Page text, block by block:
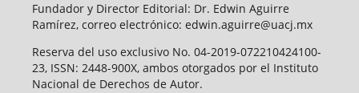
Fundador y Director Editorial: Dr. Edwin Aguirre
Ramírez, correo electrónico: edwin.aguirre@uacj.mx
Reserva del uso exclusivo No. 04-2019-072210424100-
23, ISSN: 2448-900X, ambos otorgados por el Instituto
Nacional de Derechos de Autor.